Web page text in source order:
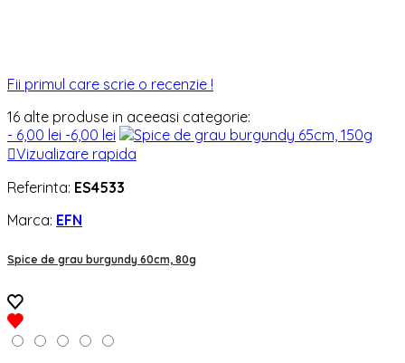
Fii primul care scrie o recenzie !
16 alte produse in aceeasi categorie:
- 6,00 lei -6,00 lei
Vizualizare rapida
Referinta: ES4533
Marca: EFN
Spice de grau burgundy 60cm, 80g